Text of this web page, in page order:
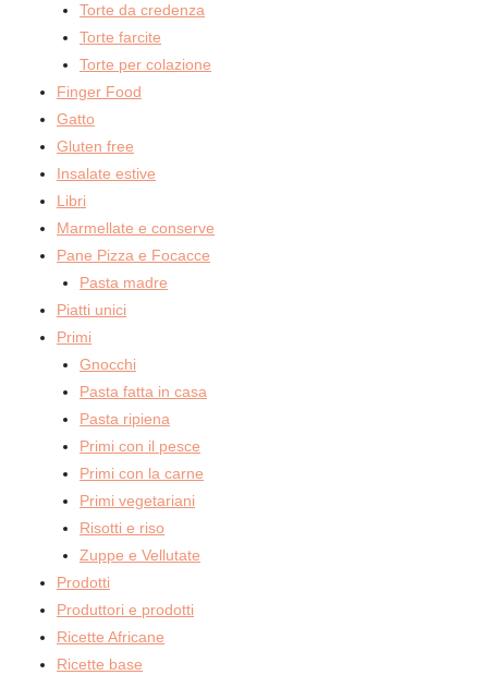
Torte da credenza
Torte farcite
Torte per colazione
Finger Food
Gatto
Gluten free
Insalate estive
Libri
Marmellate e conserve
Pane Pizza e Focacce
Pasta madre
Piatti unici
Primi
Gnocchi
Pasta fatta in casa
Pasta ripiena
Primi con il pesce
Primi con la carne
Primi vegetariani
Risotti e riso
Zuppe e Vellutate
Prodotti
Produttori e prodotti
Ricette Africane
Ricette base